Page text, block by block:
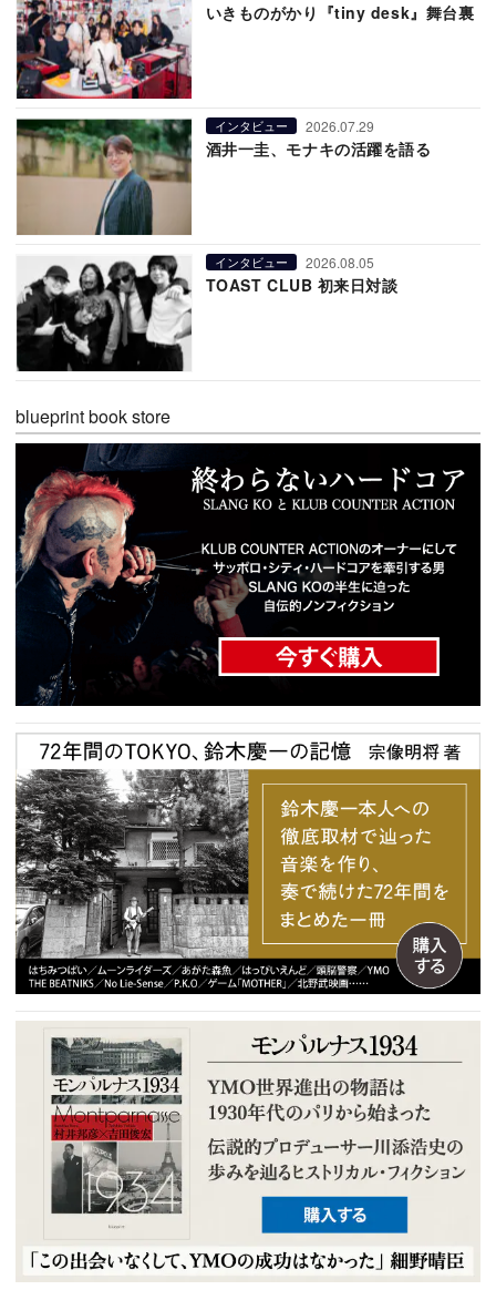
いきものがかり『tiny desk』舞台裏
インタビュー 2026.07.29
酒井一圭、モナキの活躍を語る
インタビュー 2026.08.05
TOAST CLUB 初来日対談
blueprint book store